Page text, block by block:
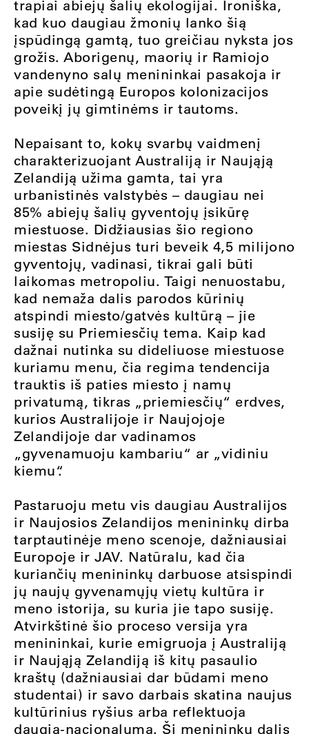
trapiai abiejų šalių ekologijai. Ironiška,
kad kuo daugiau žmonių lanko šią
įspūdingą gamtą, tuo greičiau nyksta jos
grožis. Aborigenų, maorių ir Ramiojo
vandenyno salų menininkai pasakoja ir
apie sudėtingą Europos kolonizacijos
poveikį jų gimtinėms ir tautoms.
Nepaisant to, kokų svarbų vaidmenį
charakterizuojant Australiją ir Naująją
Zelandiją užima gamta, tai yra
urbanistinės valstybės – daugiau nei
85% abiejų šalių gyventojų įsikūrę
miestuose. Didžiausias šio regiono
miestas Sidnėjus turi beveik 4,5 milijono
gyventojų, vadinasi, tikrai gali būti
laikomas metropoliu. Taigi nenuostabu,
kad nemaža dalis parodos kūrinių
atspindi miesto/gatvės kultūrą – jie
susiję su Priemiesčių tema. Kaip kad
dažnai nutinka su dideliuose miestuose
kuriamu menu, čia regima tendencija
trauktis iš paties miesto į namų
privatumą, tikras „priemiesčių“ erdves,
kurios Australijoje ir Naujojoje
Zelandijoje dar vadinamos
„gyvenamuoju kambariu“ ar „vidiniu
kiemu“.
Pastaruoju metu vis daugiau Australijos
ir Naujosios Zelandijos menininkų dirba
tarptautinėje meno scenoje, dažniausiai
Europoje ir JAV. Natūralu, kad čia
kuriančių menininkų darbuose atsispindi
jų naujų gyvenamųjų vietų kultūra ir
meno istorija, su kuria jie tapo susiję.
Atvirkštinė šio proceso versija yra
menininkai, kurie emigruoja į Australiją
ir Naująją Zelandiją iš kitų pasaulio
kraštų (dažniausiai dar būdami meno
studentai) ir savo darbais skatina naujus
kultūrinius ryšius arba reflektuoja
daugia-nacionalumą. Ši menininkų dalis